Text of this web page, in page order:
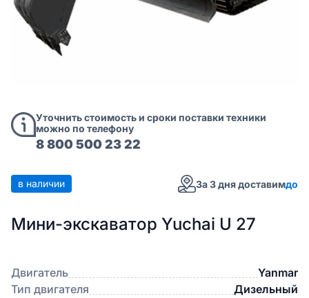
Уточнить стоимость и сроки поставки техники
можно по телефону
8 800 500 23 22
в наличии За 3 дня доставимдо
Мини-экскаватор Yuchai U 27
Двигатель
Yanmar
Тип двигателя
Дизельный